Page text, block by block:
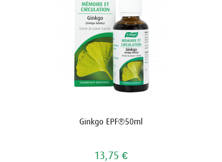
Ginkgo EPF®50ml
13,75 €